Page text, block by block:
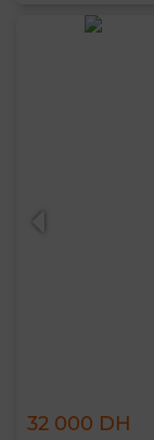
32 000 DH